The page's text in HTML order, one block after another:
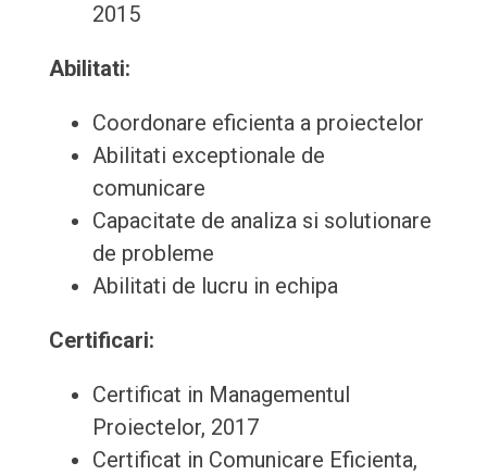
2015
Abilitati:
Coordonare eficienta a proiectelor
Abilitati exceptionale de
comunicare
Capacitate de analiza si solutionare
de probleme
Abilitati de lucru in echipa
Certificari:
Certificat in Managementul
Proiectelor, 2017
Certificat in Comunicare Eficienta,